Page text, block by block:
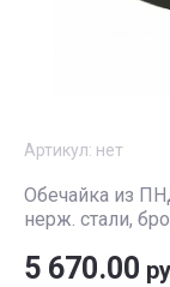
Артикул: нет
Обечайка из
нерж. стали,
5 670.00